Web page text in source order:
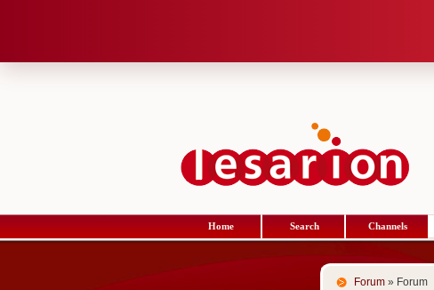
Home Search Channels
Forum » Forum